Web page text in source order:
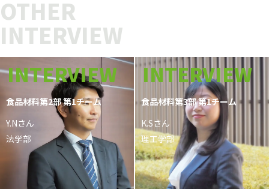
OTHER
INTERVIEW
INTERVIEW
食品材料第2部 第1チーム
Y.Nさん
法学部
INTERVIEW
食品材料第3部 第1チーム
K.Sさん
理工学部